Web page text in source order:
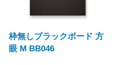
枠無しブラックボード 方
眼 M BB046